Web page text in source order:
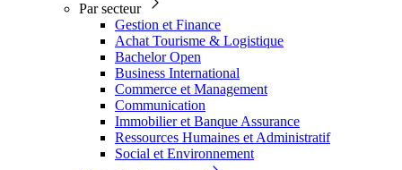
Par secteur
Gestion et Finance
Achat Tourisme & Logistique
Bachelor Open
Business International
Commerce et Management
Communication
Immobilier et Banque Assurance
Ressources Humaines et Administratif
Social et Environnement